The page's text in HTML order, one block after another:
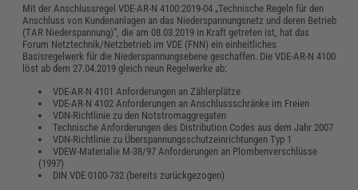
Mit der Anschlussregel VDE-AR-N 4100:2019-04 „Technische Regeln für den
Anschluss von Kundenanlagen an das Niederspannungsnetz und deren Betrieb
(TAR Niederspannung)“, die am 08.03.2019 in Kraft getreten ist, hat das
Forum Netztechnik/Netzbetrieb im VDE (FNN) ein einheitliches
Basisregelwerk für die Niederspannungsebene geschaffen. Die VDE-AR-N 4100
löst ab dem 27.04.2019 gleich neun Regelwerke ab:
VDE-AR-N 4101 Anforderungen an Zählerplätze
VDE-AR-N 4102 Anforderungen an Anschlussschränke im Freien
VDN-Richtlinie zu den Notstromaggregaten
Technische Anforderungen des Distribution Codes aus dem Jahr 2007
VDN-Richtlinie zu Überspannungsschutzeinrichtungen Typ 1
VDEW-Materialie M-38/97 Anforderungen an Plombenverschlüsse
(1997)
DIN VDE 0100-732 (bereits zurückgezogen)